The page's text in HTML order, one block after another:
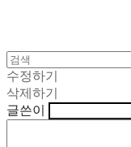
수정하기
삭제하기
글쓴이